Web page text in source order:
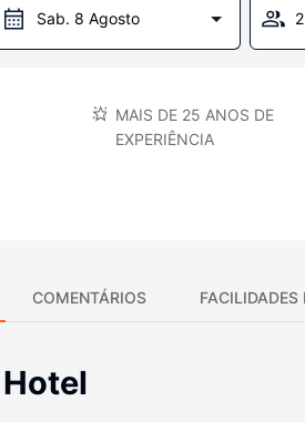
Sab. 8 Agosto
MAIS DE 25 ANOS DE
EXPERIÊNCIA
COMENTÁRIOS FACILIDADES